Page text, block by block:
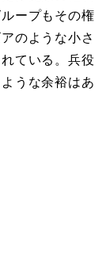
ープもその権
のような小さ
ている。兵役
うな余裕はあ